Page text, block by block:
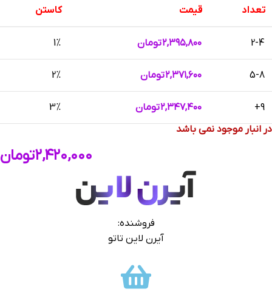
تعداد قیمت کاستن
2-4 ۲,۳۹۵,۸۰۰تومان 1%
5-8 ۲,۳۷۱,۶۰۰تومان 2%
9+ ۲,۳۴۷,۴۰۰تومان
3%
در انبار موجود نمی باشد
۲,۴۲۰,۰۰۰تومان
فروشنده:
آیرن لاین تاتو